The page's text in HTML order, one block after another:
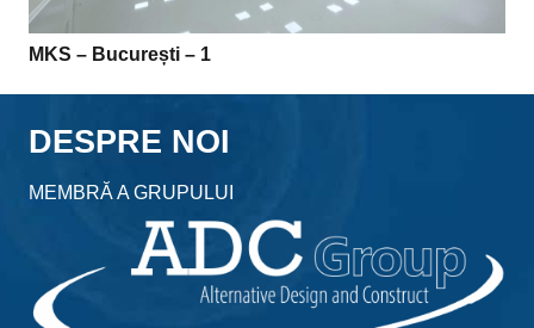
MKS – București – 1
DESPRE NOI
MEMBRĂ A GRUPULUI